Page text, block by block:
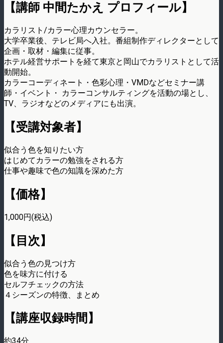
【講師 中間たかえ プロフィール】
カラリスト/カラー心理カウンセラー。
大学卒業後、テレビ局へ入社。番組制作ディレクターとして
企画・取材・編集に従事。
ホテル経営サポートを経て東京と岡山でカラリストとして活
動開始。
カラーコーディネート・色彩心理・VMDなどセミナー講
師・イベント・ カラーコンサルティングを活動の場とし、
TV、ラジオなどのメディアにも出演。
【受講対象者】
似合う色を知りたい方
はじめてカラーの勉強をされる方
仕事や趣味で色の知識を深めた方
【価格】
1,000円(税込)
【目次】
似合う色の見つけ方
色を味方に付ける
セルフチェックの方法
４シーズンの特徴、まとめ
【講座収録時間】
約34分